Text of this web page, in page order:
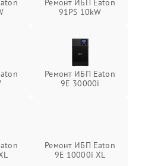
Ремонт ИБП Eaton
91PS 10kW
Ремонт ИБП Eaton
9E 30000i
Ремонт ИБП Eaton
9E 10000i XL